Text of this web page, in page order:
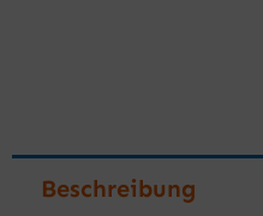
Beschreibung